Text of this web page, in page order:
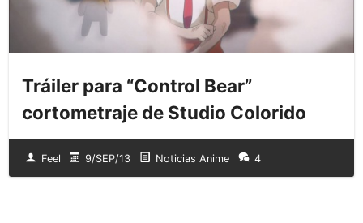
Tráiler para “Control Bear”
cortometraje de Studio Colorido
Feel 9/SEP/13 Noticias Anime 4